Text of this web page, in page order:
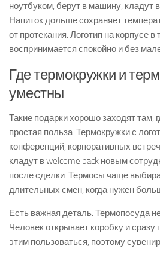
ноутбуком, берут в машину, кладут
Напиток дольше сохраняет
от протекания. Логотип на корпусе в
воспринимается спокойно и без
Где термокружки и
уместны
Такие подарки хорошо заходят там,
простая польза. Термокружки с
конференций, корпоративных
кладут в welcome pack новым
после сделки. Термосы чаще
длительных смен, когда нужен
Есть важная деталь. Термопосуда
Человек открывает коробку и сразу
этим пользоваться, поэтому